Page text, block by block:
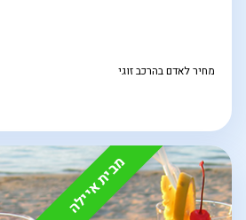
מחיר לאדם בהרכב זוגי
מבית איילה